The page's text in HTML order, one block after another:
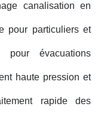
canalisation en
pour particuliers et
évacuations
haute pression et
rapide des